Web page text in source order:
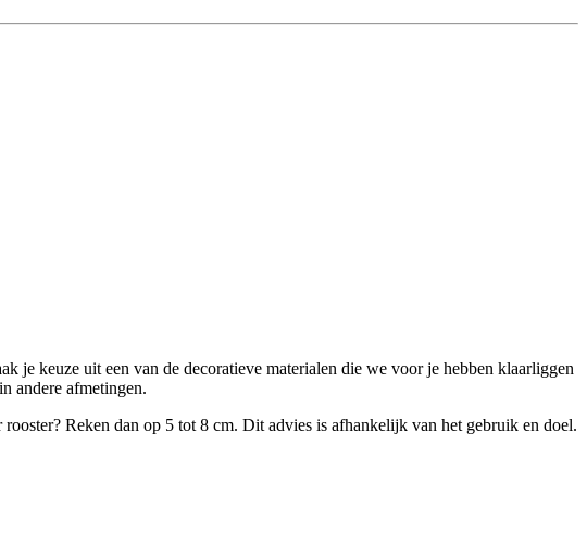
je keuze uit een van de decoratieve materialen die we voor je hebben klaarliggen
andere afmetingen.
Reken dan op 5 tot 8 cm. Dit advies is afhankelijk van het gebruik en doel.